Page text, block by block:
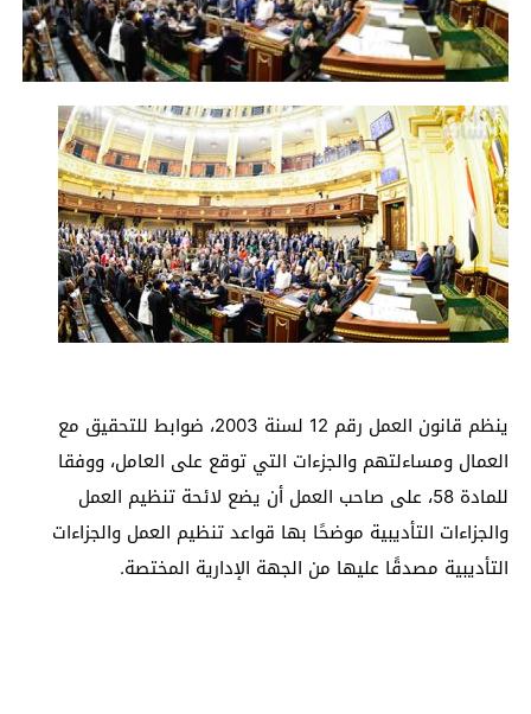
ينظم قانون العمل رقم 12 لسنة 2003، ضوابط للتحقيق مع
العمال ومساءلتهم والجزءات التي توقع على العامل، ووفقا
للمادة 58، على صاحب العمل أن يضع لائحة تنظيم العمل
والجزاءات التأديبية موضحًا بها قواعد تنظيم العمل والجزاءات
التأديبية مصدقًا عليها من الجهة الإدارية المختصة.